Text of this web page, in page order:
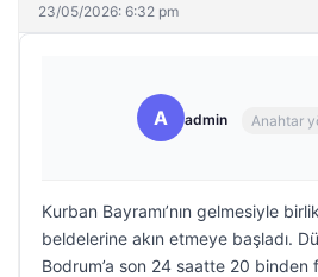
23/05/2026: 6:32 pm
A admin Anahtar
Kurban Bayramı’nın gelmesiyle
beldelerine akın etmeye başladı.
Bodrum’a son 24 saatte 20